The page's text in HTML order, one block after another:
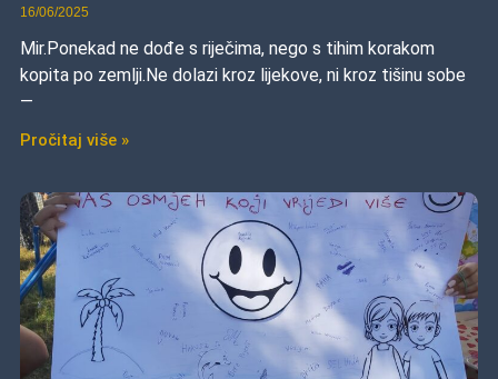
16/06/2025
Mir.Ponekad ne dođe s riječima, nego s tihim korakom
kopita po zemlji.Ne dolazi kroz lijekove, ni kroz tišinu sobe
—
Pročitaj više »